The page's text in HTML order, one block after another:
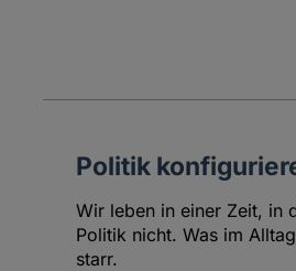
Politik
Wir leben in einer Zeit, in
Politik nicht. Was im
starr.